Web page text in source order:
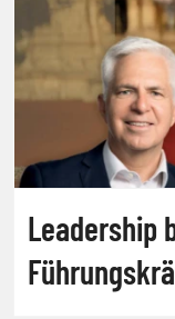
Leadership